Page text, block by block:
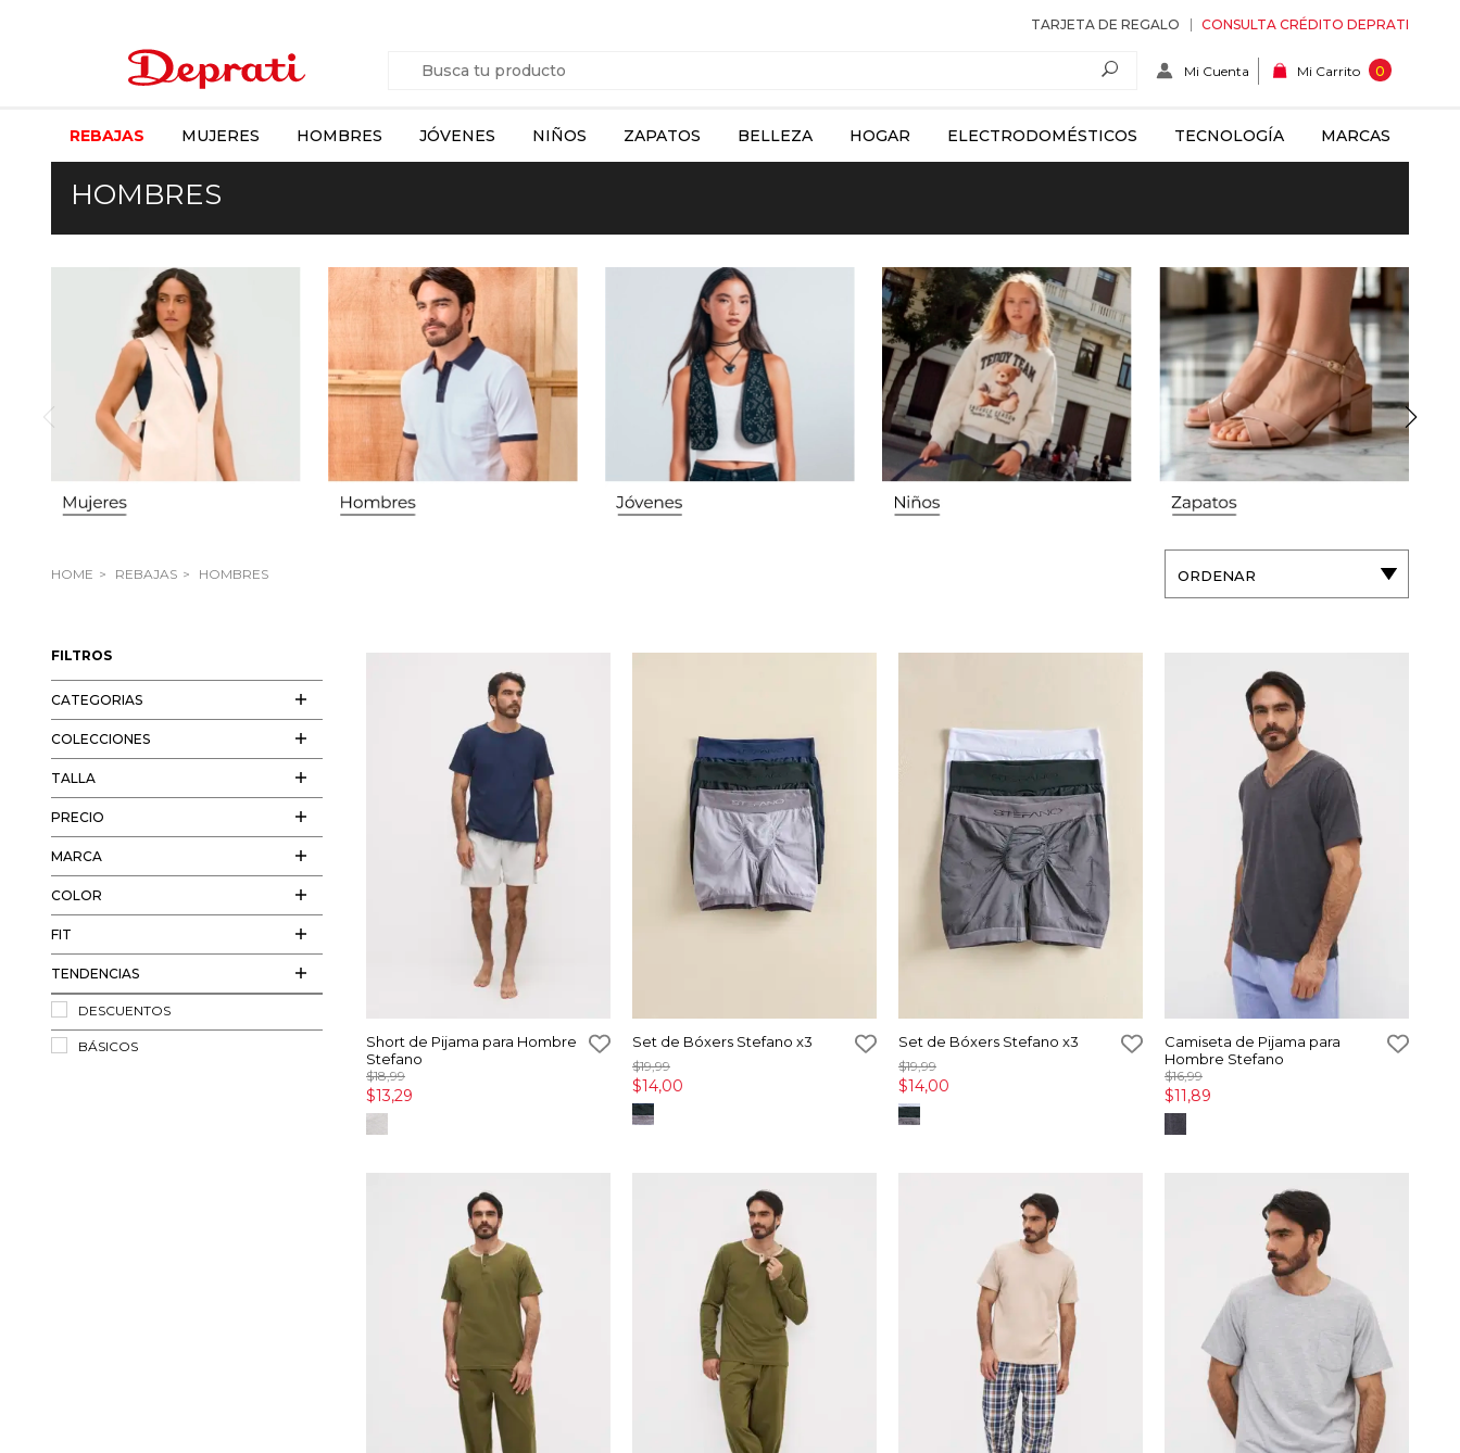
TARJETA DE REGALO CONSULTA CRÉDITO DEPRATI
Mi Cuenta Mi Carrito 0
REBAJAS MUJERES HOMBRES JÓVENES NIÑOS ZAPATOS BELLEZA HOGAR ELECTRODOMÉSTICOS TECNOLOGÍA MARCAS
HOMBRES
HOME REBAJAS HOMBRES ORDENAR
FILTROS
CATEGORIAS
COLECCIONES
TALLA
PRECIO
MARCA
COLOR
FIT
TENDENCIAS
DESCUENTOS
BÁSICOS
Short de Pijama para Hombre
Stefano
$18,99
$13,29
Set de Bóxers Stefano x3
$19,99
$14,00
Set de Bóxers Stefano x3
$19,99
$14,00
Camiseta de Pijama para
Hombre Stefano
$16,99
$11,89